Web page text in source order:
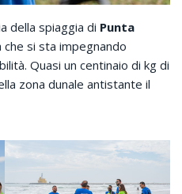
della spiaggia di Punta
si sta impegnando
Quasi un centinaio di kg di
zona dunale antistante il